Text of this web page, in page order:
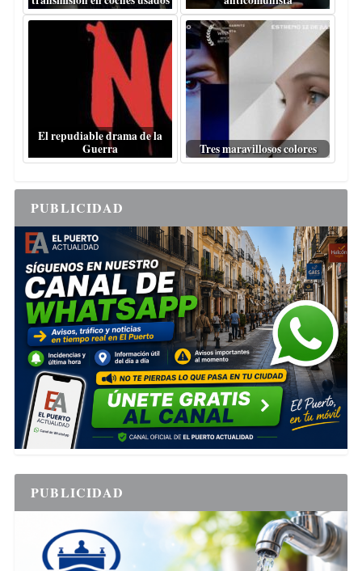
El repudiable drama de la
Guerra
Tres maravillosos colores
PUBLICIDAD
PUBLICIDAD